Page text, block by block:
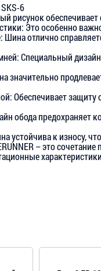
6
рисунок
Это особенно
отлично
Специальный
значительно
Обеспечивает защиту
обода предохраняет
устойчива к износу,
– это